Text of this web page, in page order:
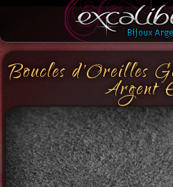
Boucles d'Oreilles
Argent